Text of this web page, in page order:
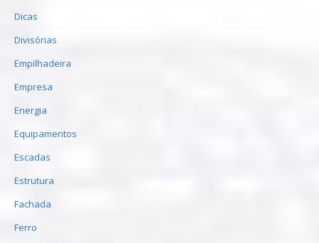
Dicas
Divisórias
Empilhadeira
Empresa
Energia
Equipamentos
Escadas
Estrutura
Fachada
Ferro